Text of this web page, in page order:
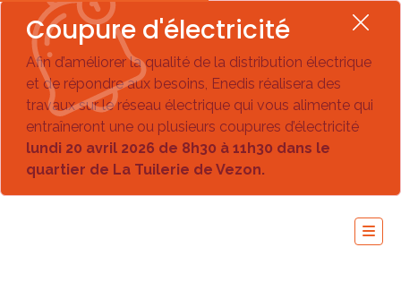
Coupure d'électricité
Afin d’améliorer la qualité de la distribution électrique
et de répondre aux besoins, Enedis réalisera des
travaux sur le réseau électrique qui vous alimente qui
entraîneront une ou plusieurs coupures d’électricité
lundi 20 avril 2026 de 8h30 à 11h30 dans le
quartier de La Tuilerie de Vezon.